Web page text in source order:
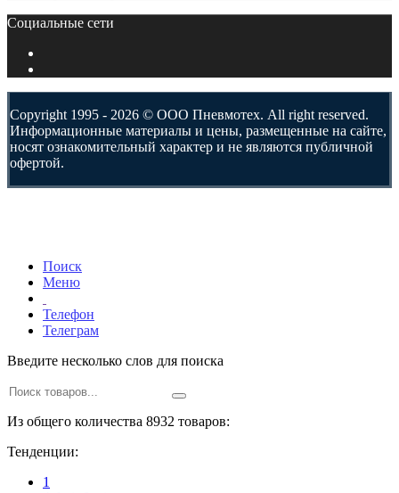
Социальные сети
Copyright 1995 - 2026 © ООО Пневмотех. All right reserved.
Информационные материалы и цены, размещенные на сайте,
носят ознакомительный характер и не являются публичной
офертой.
Поиск
Меню
Телефон
Телеграм
Введите несколько слов для поиска
Из общего количества 8932 товаров:
Тенденции:
1